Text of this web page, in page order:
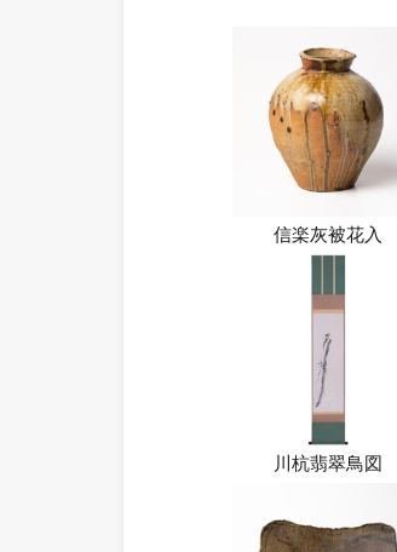
信楽灰被花入
川杭翡翠鳥図